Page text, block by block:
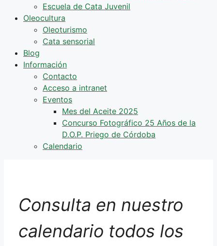
Escuela de Cata Juvenil
Oleocultura
Oleoturismo
Cata sensorial
Blog
Información
Contacto
Acceso a intranet
Eventos
Mes del Aceite 2025
Concurso Fotográfico 25 Años de la
D.O.P. Priego de Córdoba
Calendario
Consulta en nuestro
calendario todos los